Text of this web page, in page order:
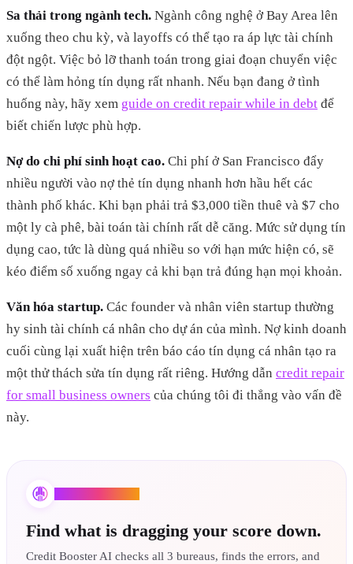
Sa thải trong ngành tech. Ngành công nghệ ở Bay Area lên
xuống theo chu kỳ, và layoffs có thể tạo ra áp lực tài chính
đột ngột. Việc bỏ lỡ thanh toán trong giai đoạn chuyển việc
có thể làm hỏng tín dụng rất nhanh. Nếu bạn đang ở tình
huống này, hãy xem guide on credit repair while in debt để
biết chiến lược phù hợp.
Nợ do chi phí sinh hoạt cao. Chi phí ở San Francisco đẩy
nhiều người vào nợ thẻ tín dụng nhanh hơn hầu hết các
thành phố khác. Khi bạn phải trả $3,000 tiền thuê và $7 cho
một ly cà phê, bài toán tài chính rất dễ căng. Mức sử dụng tín
dụng cao, tức là dùng quá nhiều so với hạn mức hiện có, sẽ
kéo điểm số xuống ngay cả khi bạn trả đúng hạn mọi khoản.
Văn hóa startup. Các founder và nhân viên startup thường
hy sinh tài chính cá nhân cho dự án của mình. Nợ kinh doanh
cuối cùng lại xuất hiện trên báo cáo tín dụng cá nhân tạo ra
một thử thách sửa tín dụng rất riêng. Hướng dẫn credit repair
for small business owners của chúng tôi đi thẳng vào vấn đề
này.
Find what is dragging your score down.
Credit Booster AI checks all 3 bureaus, finds the errors, and